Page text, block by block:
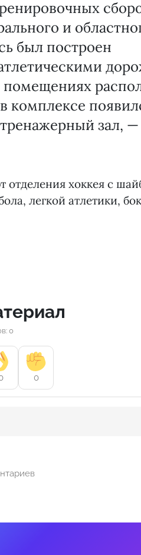
и
был построен
комплексе
зал, —
отделения хоккея с
легкой атлетики,
0
0